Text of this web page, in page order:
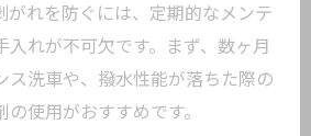
がれを防ぐには、定期的なメンテ
入れが不可欠です。まず、数ヶ月
ス洗車や、撥水性能が落ちた際の
使用がおすすめです。